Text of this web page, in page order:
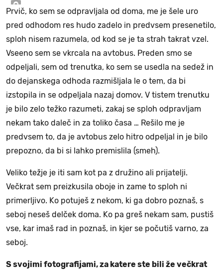
Prvič, ko sem se odpravljala od doma, me je šele uro
pred odhodom res hudo zadelo in predvsem presenetilo,
sploh nisem razumela, od kod se je ta strah takrat vzel.
Vseeno sem se vkrcala na avtobus. Preden smo se
odpeljali, sem od trenutka, ko sem se usedla na sedež in
do dejanskega odhoda razmišljala le o tem, da bi
izstopila in se odpeljala nazaj domov. V tistem trenutku
je bilo zelo težko razumeti, zakaj se sploh odpravljam
nekam tako daleč in za toliko časa … Rešilo me je
predvsem to, da je avtobus zelo hitro odpeljal in je bilo
prepozno, da bi si lahko premislila (smeh).
Veliko težje je iti sam kot pa z družino ali prijatelji.
Večkrat sem preizkusila oboje in zame to sploh ni
primerljivo. Ko potuješ z nekom, ki ga dobro poznaš, s
seboj neseš delček doma. Ko pa greš nekam sam, pustiš
vse, kar imaš rad in poznaš, in kjer se počutiš varno, za
seboj.
S svojimi fotografijami, za katere ste bili že večkrat